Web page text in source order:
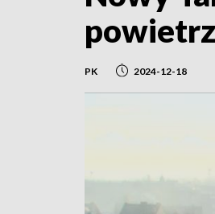
PK 2024-12-18